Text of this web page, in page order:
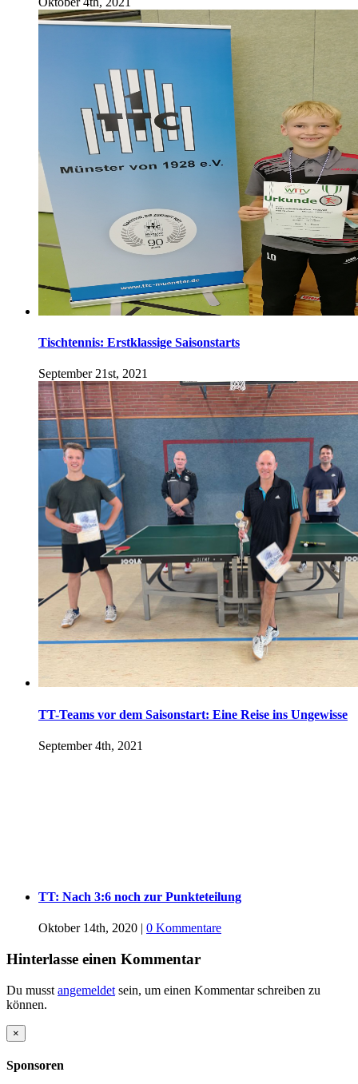
Tischtennis: Erstklassige Saisonstarts
September 21st, 2021
TT-Teams vor dem Saisonstart: Eine Reise ins Ungewisse
September 4th, 2021
TT: Nach 3:6 noch zur Punkteteilung
Oktober 14th, 2020 | 0 Kommentare
Hinterlasse einen Kommentar
Du musst angemeldet sein, um einen Kommentar schreiben zu
können.
Close
product
view
×
Sponsoren